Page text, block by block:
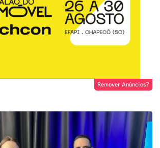
Remover Anúncios?